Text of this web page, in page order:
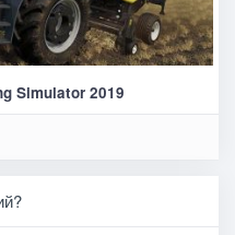
Simulator 2019